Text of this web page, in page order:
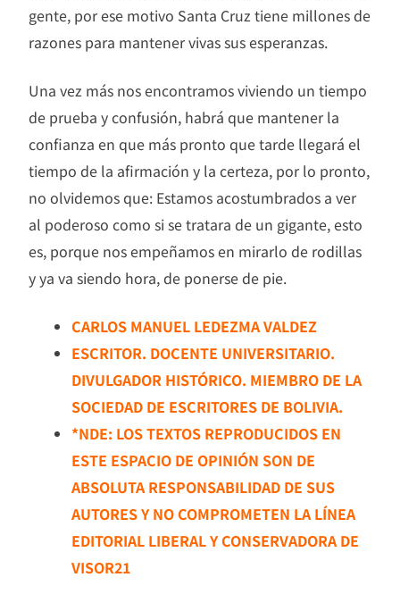
gente, por ese motivo Santa Cruz tiene millones de
razones para mantener vivas sus esperanzas.
Una vez más nos encontramos viviendo un tiempo
de prueba y confusión, habrá que mantener la
confianza en que más pronto que tarde llegará el
tiempo de la afirmación y la certeza, por lo pronto,
no olvidemos que: Estamos acostumbrados a ver
al poderoso como si se tratara de un gigante, esto
es, porque nos empeñamos en mirarlo de rodillas
y ya va siendo hora, de ponerse de pie.
CARLOS MANUEL LEDEZMA VALDEZ
ESCRITOR. DOCENTE UNIVERSITARIO.
DIVULGADOR HISTÓRICO. MIEMBRO DE LA
SOCIEDAD DE ESCRITORES DE BOLIVIA.
*NDE: LOS TEXTOS REPRODUCIDOS EN
ESTE ESPACIO DE OPINIÓN SON DE
ABSOLUTA RESPONSABILIDAD DE SUS
AUTORES Y NO COMPROMETEN LA LÍNEA
EDITORIAL LIBERAL Y CONSERVADORA DE
VISOR21